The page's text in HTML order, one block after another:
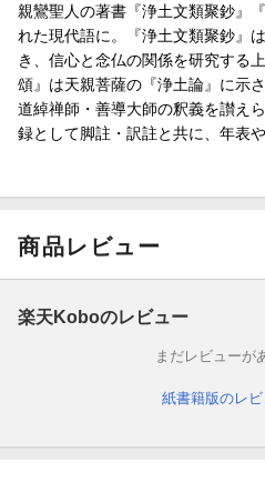
親鸞聖人の著書『浄土文類聚鈔』
れた現代語に。『浄土文類聚鈔』
き、信心と念仏の関係を研究する
頌』は天親菩薩の『浄土論』に示
道綽禅師・善導大師の釈義を讃え
録として脚註・訳註と共に、年表
商品レビュー
楽天Koboのレビュー
まだレビューが
紙書籍版のレ